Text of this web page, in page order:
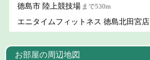
徳島市 陸上競技場 まで530m
エニタイムフィットネス 徳島北田宮店
お部屋の周辺地図